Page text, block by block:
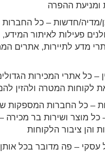
ומניעת ההפרה
מדיה/חדשות– כל החברות
פעילות לאיתור המידע,
מדע לתיירות, אתרים
– כל אתרי המכירות
לקוחות המטרה ולהזין
– כל החברות המספקות
כל מוצר ושירות בר מכירה
והן ציבור הלקוחות
עסקי – פה מדובר בכל